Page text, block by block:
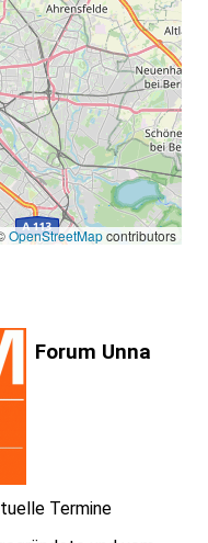
OpenStreetMapcontributors
Forum Unna
Termine